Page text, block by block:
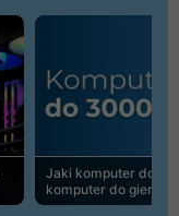
Jaki komputer do
komputer do gier |